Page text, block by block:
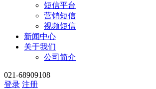
短信平台
营销短信
视频短信
新闻中心
关于我们
公司简介
021-68909108
登录 注册